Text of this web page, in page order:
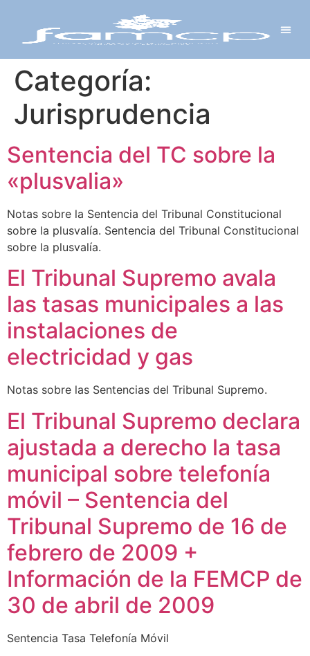
Categoría:
Jurisprudencia
Sentencia del TC sobre la
«plusvalia»
Notas sobre la Sentencia del Tribunal Constitucional
sobre la plusvalía. Sentencia del Tribunal Constitucional
sobre la plusvalía.
El Tribunal Supremo avala
las tasas municipales a las
instalaciones de
electricidad y gas
Notas sobre las Sentencias del Tribunal Supremo.
El Tribunal Supremo declara
ajustada a derecho la tasa
municipal sobre telefonía
móvil – Sentencia del
Tribunal Supremo de 16 de
febrero de 2009 +
Información de la FEMCP de
30 de abril de 2009
Sentencia Tasa Telefonía Móvil